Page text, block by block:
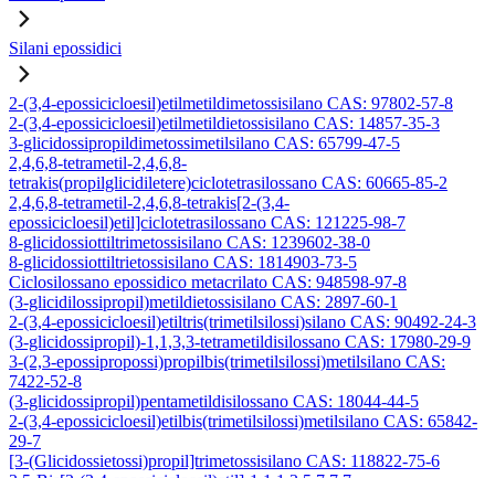
Silani epossidici
2-(3,4-epossicicloesil)etilmetildimetossisilano CAS: 97802-57-8
2-(3,4-epossicicloesil)etilmetildietossisilano CAS: 14857-35-3
3-glicidossipropildimetossimetilsilano CAS: 65799-47-5
2,4,6,8-tetrametil-2,4,6,8-
tetrakis(propilglicidiletere)ciclotetrasilossano CAS: 60665-85-2
2,4,6,8-tetrametil-2,4,6,8-tetrakis[2-(3,4-
epossicicloesil)etil]ciclotetrasilossano CAS: 121225-98-7
8-glicidossiottiltrimetossisilano CAS: 1239602-38-0
8-glicidossiottiltrietossisilano CAS: 1814903-73-5
Ciclosilossano epossidico metacrilato CAS: 948598-97-8
(3-glicidilossipropil)metildietossisilano CAS: 2897-60-1
2-(3,4-epossicicloesil)etiltris(trimetilsilossi)silano CAS: 90492-24-3
(3-glicidossipropil)-1,1,3,3-tetrametildisilossano CAS: 17980-29-9
3-(2,3-epossipropossi)propilbis(trimetilsilossi)metilsilano CAS:
7422-52-8
(3-glicidossipropil)pentametildisilossano CAS: 18044-44-5
2-(3,4-epossicicloesil)etilbis(trimetilsilossi)metilsilano CAS: 65842-
29-7
[3-(Glicidossietossi)propil]trimetossisilano CAS: 118822-75-6